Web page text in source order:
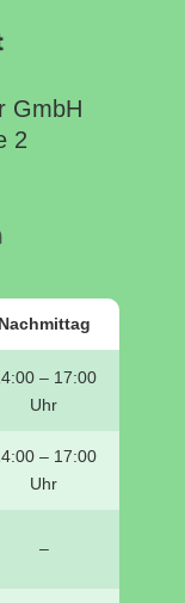
GmbH
2
Nachmittag
– 17:00
Uhr
– 17:00
Uhr
–